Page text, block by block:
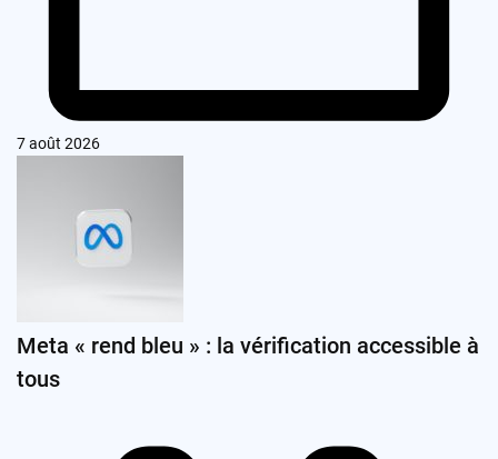
7 août 2026
Meta « rend bleu » : la vérification accessible à
tous